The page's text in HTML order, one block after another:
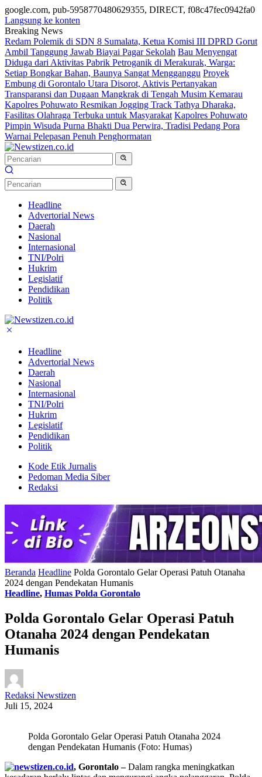
google.com, pub-5958770480629355, DIRECT, f08c47fec0942fa0
Langsung ke konten
Breaking News
Redam Polemik di SDN 8 Sumalata, Ketua Komisi III DPRD Gorut
Ambil Tanggung Jawab Biayai Pagar Sekolah Bau Menyengat
Diduga dari Aktivitas Pabrik Petroganik di Merakurak, Warga:
Setiap Bongkar Bahan, Baunya Sangat Mengganggu Proyek
Embung di Gorontalo Utara Disorot, Aktivis Pertanyakan
Transparansi dan Dugaan Mangkrak di Tengah Musim Kemarau
Kapolres Pohuwato Resmikan Jogging Track Tathya Dharaka,
Fasilitas Olahraga Terbuka untuk Masyarakat Kapolres Pohuwato
Pimpin Wisuda Purna Bhakti Dua Perwira, Tradisi Pedang Pora
Warnai Pelepasan Penuh Penghormatan
Headline
Advertorial News
Daerah
Nasional
Internasional
TNI/Polri
Hukrim
Legislatif
Pendidikan
Politik
Headline
Advertorial News
Daerah
Nasional
Internasional
TNI/Polri
Hukrim
Legislatif
Pendidikan
Politik
Kode Etik Jurnalis
Pedoman Media Siber
Redaksi
Beranda Headline Polda Gorontalo Gelar Operasi Patuh Otanaha
2024 dengan Pendekatan Humanis
Headline, Humas Polda Gorontalo
Polda Gorontalo Gelar Operasi Patuh
Otanaha 2024 dengan Pendekatan
Humanis
Redaksi Newstizen
Juli 15, 2024
Polda Gorontalo Gelar Operasi Patuh Otanaha 2024
dengan Pendekatan Humanis (Foto: Humas)
, Gorontalo –Dalam rangka meningkatkan